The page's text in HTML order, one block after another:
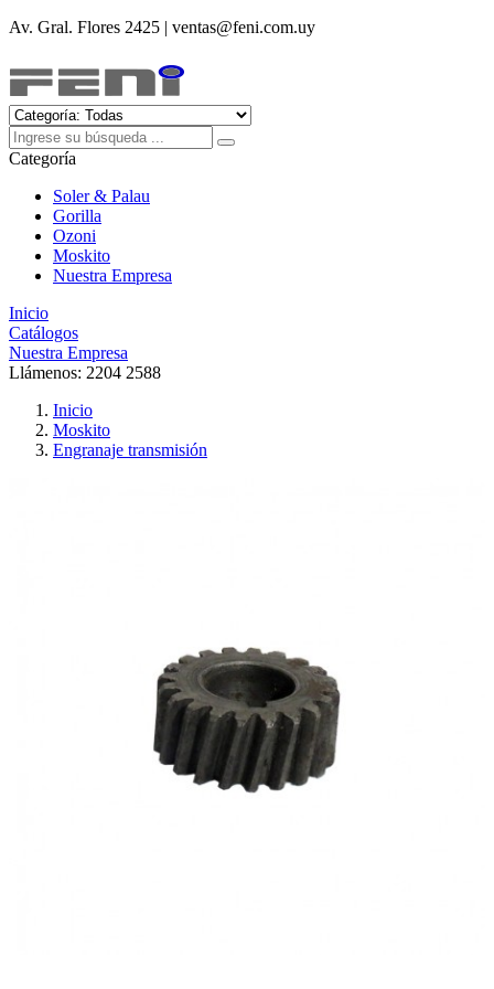
Av. Gral. Flores 2425 | ventas@feni.com.uy
Categoría
Soler & Palau
Gorilla
Ozoni
Moskito
Nuestra Empresa
Inicio
Catálogos
Nuestra Empresa
Llámenos: 2204 2588
Inicio
Moskito
Engranaje transmisión